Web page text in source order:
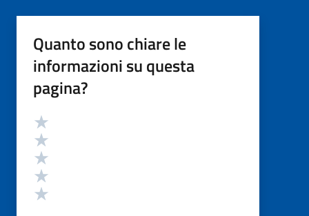
Quanto sono chiare le
informazioni su questa
pagina?
Valutazione